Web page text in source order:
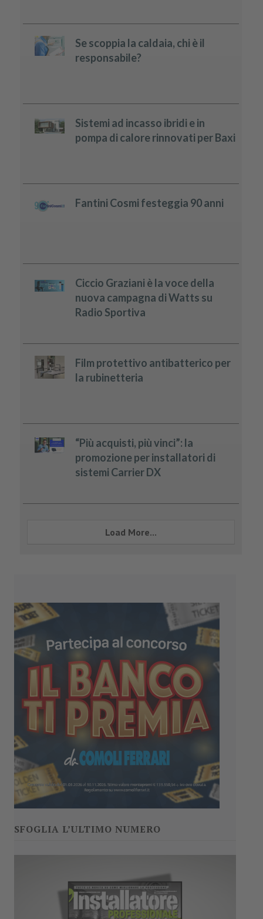
Se scoppia la caldaia, chi è il
responsabile?
Sistemi ad incasso ibridi e in
pompa di calore rinnovati per Baxi
Fantini Cosmi festeggia 90 anni
Ciccio Graziani è la voce della
nuova campagna di Watts su
Radio Sportiva
Film protettivo antibatterico per
la rubinetteria
“Più acquisti, più vinci”: la
promozione per installatori di
sistemi Carrier DX
Load More...
SFOGLIA L’ULTIMO NUMERO